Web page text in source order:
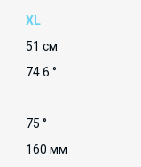
ХL
51 см
74.6 °
75 °
160 мм